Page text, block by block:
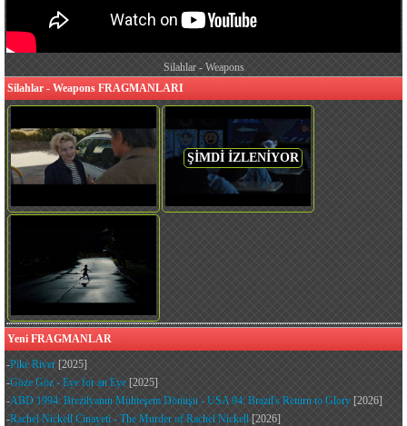
Silahlar - Weapons
Silahlar - Weapons FRAGMANLARI
ŞİMDİ İZLENİYOR
Yeni FRAGMANLAR
-Pike River [2025]
-Göze Göz - Eye for an Eye [2025]
-ABD 1994: Brezilyanın Muhteşem Dönüşü - USA 94: Brazil's Return to Glory [2026]
-Rachel Nickell Cinayeti - The Murder of Rachel Nickell [2026]